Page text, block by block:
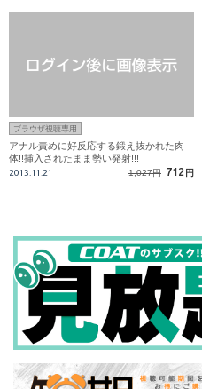
ブラウザ視聴専用
アナル責めに好反応する鍛え抜かれた肉
体!!挿入されたまま勢い発射!!!
2013.11.21 1,027円 712 円